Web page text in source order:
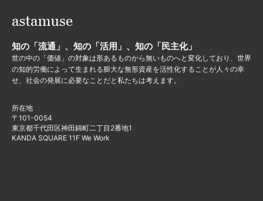
知の「流通」、知の「活用」、知の「民主化」
世の中の「価値」の対象は形あるものから無いものへと変化しており、世界
の知的労働によって生まれる膨大な無形資産を活性化することが人々の幸
せ、社会の発展に必要なことだと私たちは考えます。
所在地
〒101-0054
東京都千代田区神田錦町二丁目2番地1
KANDA SQUARE 11F We Work